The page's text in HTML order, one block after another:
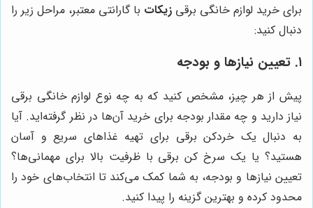
برای خرید لوازم خانگی برقی زیکات با گارانتی معتبر، مراحل زیر را
دنبال کنید:
۱. تعیین نیازها و بودجه
پیش از هر چیز، مشخص کنید که به چه نوع لوازم خانگی برقی
نیاز دارید و چه مقدار بودجه برای خرید آن‌ها در نظر گرفته‌اید. آیا
به دنبال یک خردکن برقی برای تهیه غذاهای سریع و آسان
هستید؟ یا یک سرخ کن برقی با ظرفیت بالا برای مهمانی‌ها؟
تعیین نیازها و بودجه، به شما کمک می‌کند تا انتخاب‌های خود را
محدود کرده و بهترین گزینه را پیدا کنید.